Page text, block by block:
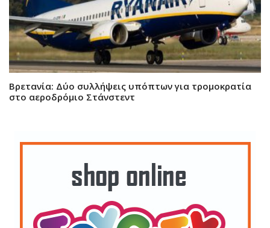
Βρετανία: Δύο συλλήψεις υπόπτων για τρομοκρατία
στο αεροδρόμιο Στάνστεντ